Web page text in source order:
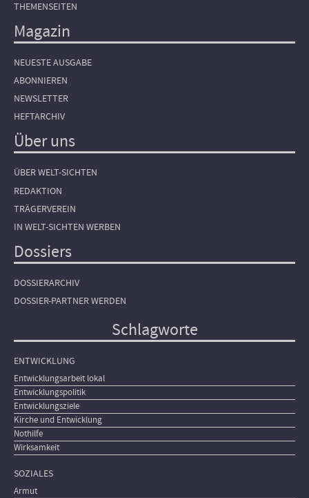
THEMENSEITEN
Magazin
NEUESTE AUSGABE
ABONNIEREN
NEWSLETTER
HEFTARCHIV
Über uns
ÜBER WELT-SICHTEN
REDAKTION
TRÄGERVEREIN
IN WELT-SICHTEN WERBEN
Dossiers
DOSSIERARCHIV
DOSSIER-PARTNER WERDEN
Schlagworte
ENTWICKLUNG
Entwicklungsarbeit lokal
Entwicklungspolitik
Entwicklungsziele
Kirche und Entwicklung
Nothilfe
Wirksamkeit
SOZIALES
Armut